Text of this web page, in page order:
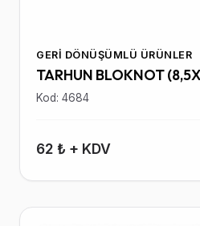
GERI DÖNÜŞÜMLÜ ÜRÜNLER
TARHUN BLOKNOT
Kod: 4684
62 ₺ + KDV